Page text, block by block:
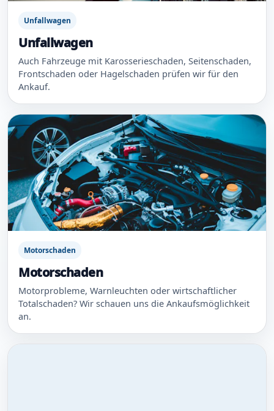
Unfallwagen
Unfallwagen
Auch Fahrzeuge mit Karosserieschaden, Seitenschaden,
Frontschaden oder Hagelschaden prüfen wir für den
Ankauf.
Motorschaden
Motorschaden
Motorprobleme, Warnleuchten oder wirtschaftlicher
Totalschaden? Wir schauen uns die Ankaufsmöglichkeit
an.